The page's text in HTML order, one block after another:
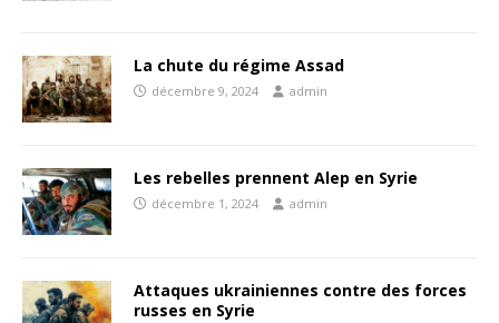
La chute du régime Assad
décembre 9, 2024 admin
Les rebelles prennent Alep en Syrie
décembre 1, 2024 admin
Attaques ukrainiennes contre des forces
russes en Syrie